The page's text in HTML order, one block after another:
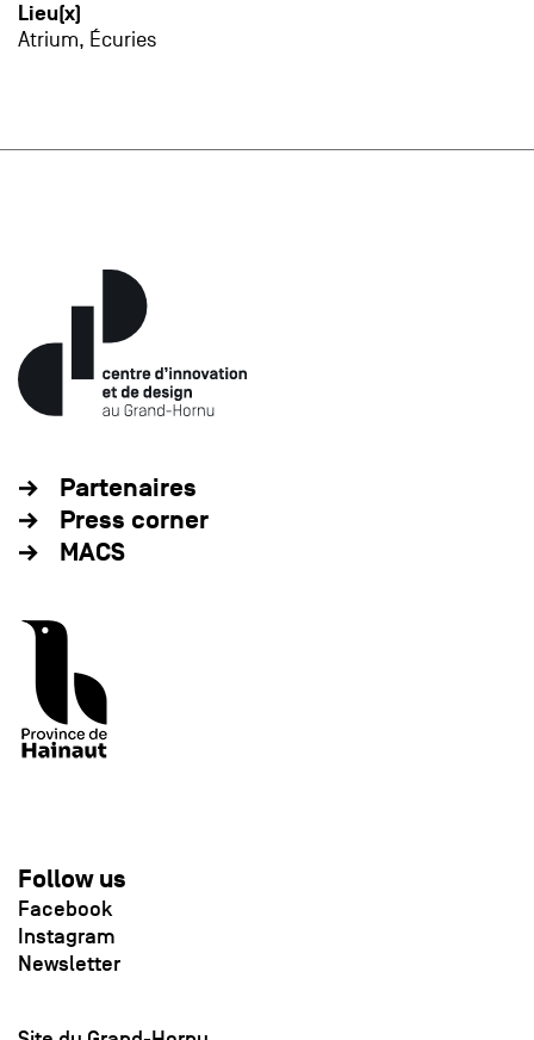
Lieu(x)
Atrium, Écuries
Partenaires
Press corner
MACS
Follow us
Facebook
Instagram
Newsletter